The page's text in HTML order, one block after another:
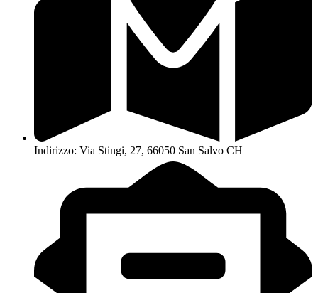
Indirizzo: Via Stingi, 27, 66050 San Salvo CH